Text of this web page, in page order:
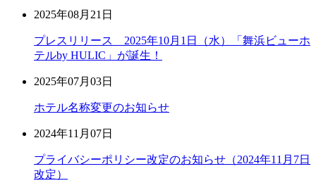
2025年08月21日
プレスリリース 2025年10月1日（水）「舞浜ビューホ
テルby HULIC」が誕生！
2025年07月03日
ホテル名称変更のお知らせ
2024年11月07日
プライバシーポリシー改定のお知らせ（2024年11月7日
改定）